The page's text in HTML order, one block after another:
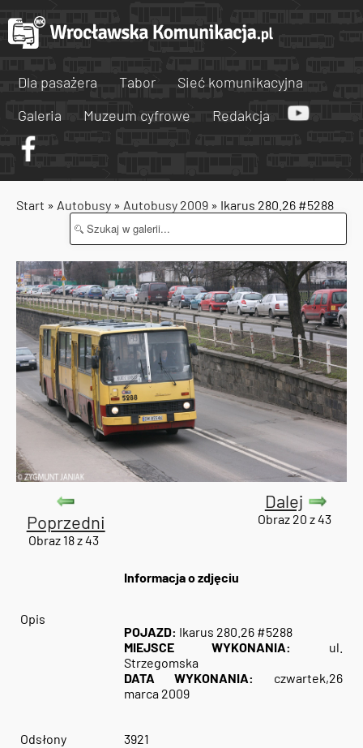
Dla pasażera Tabor
Sieć komunikacyjna
Galeria
Muzeum cyfrowe Redakcja
Start » Autobusy » Autobusy 2009 » Ikarus 280.26 #5288
Poprzedni
Obraz 18 z 43
Dalej
Obraz 20 z 43
Informacja o zdjęciu
Opis
POJAZD: Ikarus 280.26 #5288
MIEJSCE WYKONANIA:
ul.
Strzegomska
DATA WYKONANIA:
czwartek,26
marca 2009
Odsłony 3921